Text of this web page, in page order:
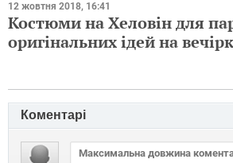
12 жовтня 2018, 16:41
Костюми на Хеловін для
оригінальних ідей на
Коментарі